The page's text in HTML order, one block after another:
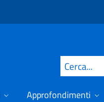
Cerca
Approfondimenti